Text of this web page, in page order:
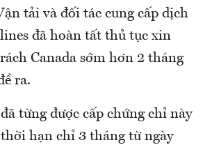
tải và đối tác cung cấp dịch
đã hoàn tất thủ tục xin
Canada sớm hơn 2 tháng
ra.
từng được cấp chứng chỉ này
hạn chỉ 3 tháng từ ngày